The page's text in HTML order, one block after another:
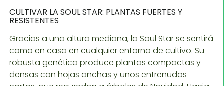
CULTIVAR LA SOUL STAR: PLANTAS FUERTES Y
RESISTENTES
Gracias a una altura mediana, la Soul Star se sentirá
como en casa en cualquier entorno de cultivo. Su
robusta genética produce plantas compactas y
densas con hojas anchas y unos entrenudos